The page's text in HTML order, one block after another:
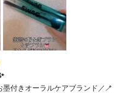
墨付きオーラルケアブランド／🪥